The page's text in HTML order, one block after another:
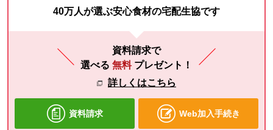
40万人が選ぶ安心食材の宅配生協です
資料請求で
選べる 無料 プレゼント！
詳しくはこちら
資料請求 Web加入手続き